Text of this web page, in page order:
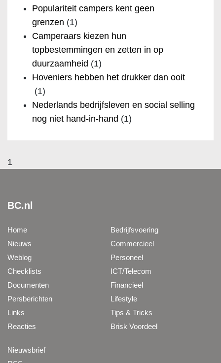
Populariteit campers kent geen
grenzen (1)
Camperaars kiezen hun
topbestemmingen en zetten in op
duurzaamheid (1)
Hoveniers hebben het drukker dan ooit
(1)
Nederlands bedrijfsleven en social selling
nog niet hand-in-hand (1)
1
BC.nl
Home
Nieuws
Weblog
Checklists
Documenten
Persberichten
Links
Reacties
Bedrijfsvoering
Commercieel
Personeel
ICT/Telecom
Financieel
Lifestyle
Tips & Tricks
Brisk Voordeel
Nieuwsbrief